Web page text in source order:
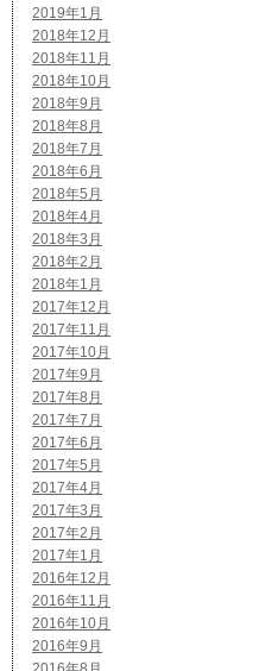
2019年1月
2018年12月
2018年11月
2018年10月
2018年9月
2018年8月
2018年7月
2018年6月
2018年5月
2018年4月
2018年3月
2018年2月
2018年1月
2017年12月
2017年11月
2017年10月
2017年9月
2017年8月
2017年7月
2017年6月
2017年5月
2017年4月
2017年3月
2017年2月
2017年1月
2016年12月
2016年11月
2016年10月
2016年9月